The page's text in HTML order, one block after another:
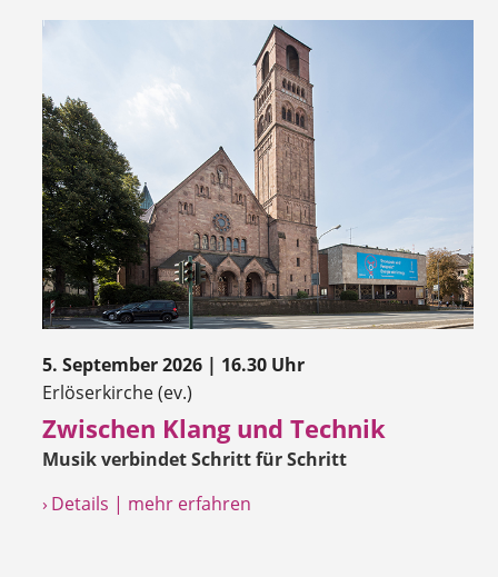
5. September 2026 | 16.30 Uhr
Erlöserkirche (ev.)
Zwischen Klang und Technik
Musik verbindet Schritt für Schritt
› Details | mehr erfahren